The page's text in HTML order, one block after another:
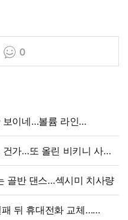
0
보이네…볼륨 라인
가…또 올린 비키니 사진,
골반 댄스…섹시미 치사량
뒤 휴대전화 교체…